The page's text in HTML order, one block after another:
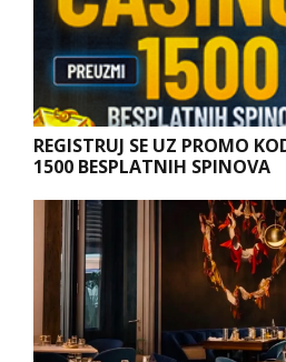
REGISTRUJ SE UZ PROMO
1500 BESPLATNIH SPINOVA